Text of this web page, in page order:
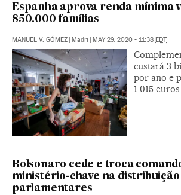
Espanha aprova renda mínima
850.000 famílias
MANUEL V. GÓMEZ Madri MAY 29, 2020 - 11:38 EDT
custará 3
por ano e
1.015
Bolsonaro cede e troca
ministério-chave na distribuição
parlamentares